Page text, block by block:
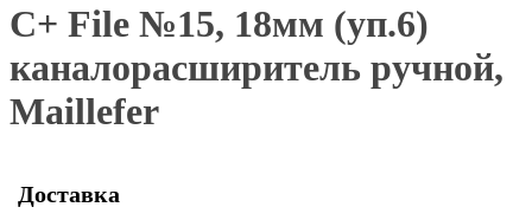
C+ File №15, 18мм (уп.6)
каналорасширитель ручной,
Maillefer
Доставка